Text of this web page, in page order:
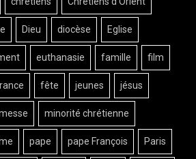
Dieu diocèse Eglise
euthanasie famille film
fête jeunes jésus
minorité chrétienne
pape pape François Paris